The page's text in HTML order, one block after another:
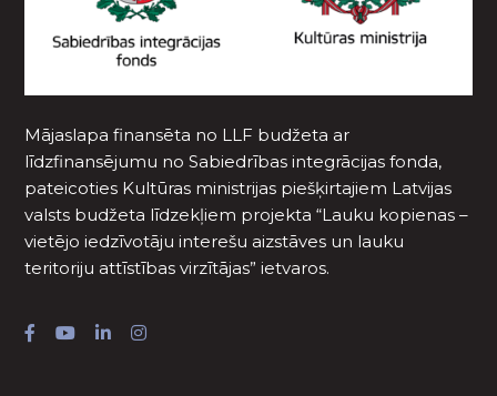
Mājaslapa finansēta no LLF budžeta ar
līdzfinansējumu no Sabiedrības integrācijas fonda,
pateicoties Kultūras ministrijas piešķirtajiem Latvijas
valsts budžeta līdzekļiem projekta “Lauku kopienas –
vietējo iedzīvotāju interešu aizstāves un lauku
teritoriju attīstības virzītājas” ietvaros.